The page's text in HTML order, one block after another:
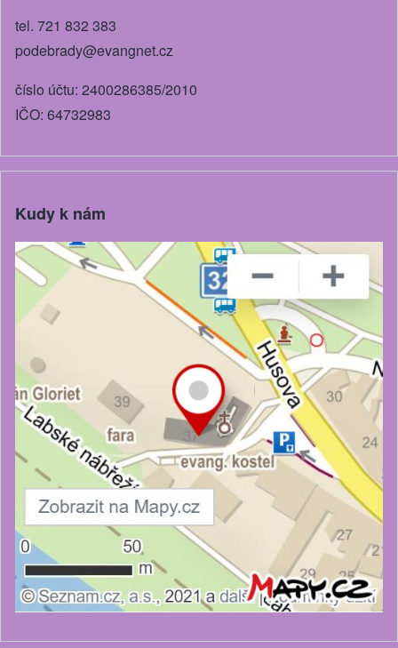
tel. 721 832 383
podebrady@evangnet.cz
číslo účtu: 2400286385/2010
IČO: 64732983
Kudy k nám